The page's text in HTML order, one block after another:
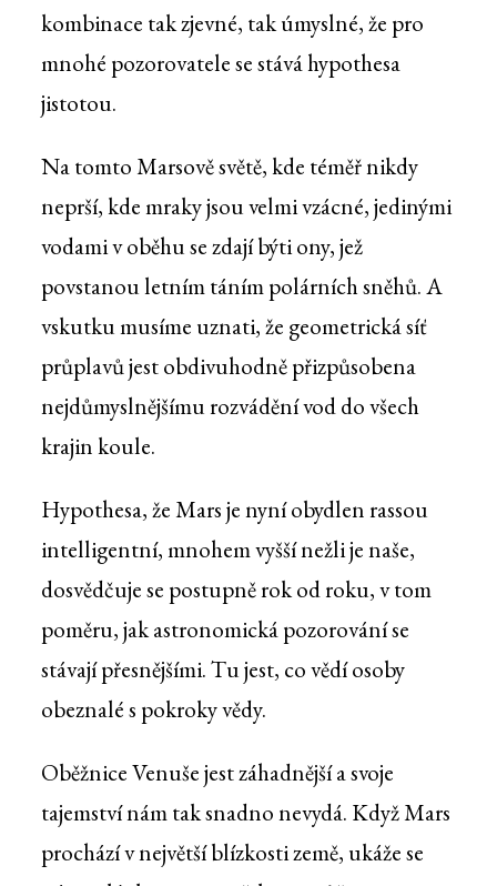
kombinace tak zjevné, tak úmyslné, že pro
mnohé pozorovatele se stává hypothesa
jistotou.
Na tomto Marsově světě, kde téměř nikdy
neprší, kde mraky jsou velmi vzácné, jedinými
vodami v oběhu se zdají býti ony, jež
povstanou letním táním polárních sněhů. A
vskutku musíme uznati, že geometrická síť
průplavů jest obdivuhodně přizpůsobena
nejdůmyslnějšímu rozvádění vod do všech
krajin koule.
Hypothesa, že Mars je nyní obydlen rassou
intelligentní, mnohem vyšší nežli je naše,
dosvědčuje se postupně rok od roku, v tom
poměru, jak astronomická pozorování se
stávají přesnějšími. Tu jest, co vědí osoby
obeznalé s pokroky vědy.
Oběžnice Venuše jest záhadnější a svoje
tajemství nám tak snadno nevydá. Když Mars
prochází v největší blízkosti země, ukáže se